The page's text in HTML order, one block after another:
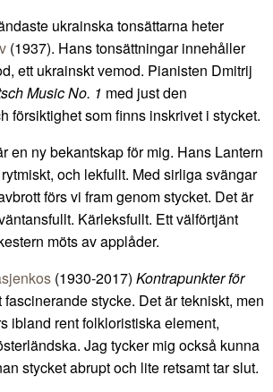
ukrainska tonsättarna heter
(1937). Hans tonsättningar innehåller
ett ukrainskt vemod. Pianisten Dmitrij
Music No. 1 med just den
försiktighet som finns inskrivet i stycket.
en ny bekantskap för mig. Hans Lantern
och lekfullt. Med sirliga svängar
förs vi fram genom stycket. Det är
Kärleksfullt. Ett välförtjänt
möts av applåder.
(1930-2017) Kontrapunkter för
fascinerande stycke. Det är tekniskt, men
ibland rent folkloristiska element,
Jag tycker mig också kunna
stycket abrupt och lite retsamt tar slut.